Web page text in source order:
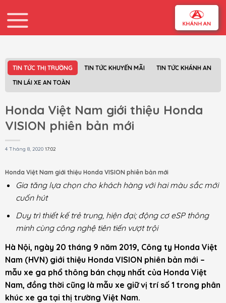
content
TIN TỨC THỊ TRƯỜNG TIN TỨC KHUYẾN MÃI
TIN TỨC KHÁNH AN
TIN LÁI XE AN TOÀN
Honda Việt Nam giới thiệu Honda
VISION phiên bản mới
4 Tháng 8, 2020 17:02
Honda Việt Nam giới thiệu Honda VISION phiên bản mới
Gia tăng lựa chọn cho khách hàng với hai màu sắc mới
cuốn hút
Duy trì thiết kế trẻ trung, hiện đại; động cơ eSP thông
minh cùng công nghệ tiên tiến vượt trội
Hà Nội, ngày 20 tháng 9 năm 2019, Công ty Honda Việt
Nam (HVN) giới thiệu Honda VISION phiên bản mới –
mẫu xe ga phổ thông bán chạy nhất của Honda Việt
Nam, đồng thời cũng là mẫu xe giữ vị trí số 1 trong phân
khúc xe ga tại thị trường Việt Nam.